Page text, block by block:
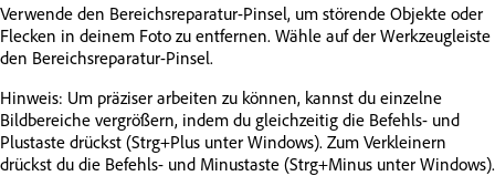
Verwende den Bereichsreparatur-Pinsel, um störende Objekte oder
Flecken in deinem Foto zu entfernen. Wähle auf der Werkzeugleiste
den Bereichsreparatur-Pinsel.
Hinweis: Um präziser arbeiten zu können, kannst du einzelne
Bildbereiche vergrößern, indem du gleichzeitig die Befehls- und
Plustaste drückst (Strg+Plus unter Windows). Zum Verkleinern
drückst du die Befehls- und Minustaste (Strg+Minus unter Windows).